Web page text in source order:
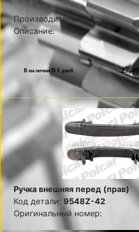
Производитель:
Описание:
В наличии D 1 дней 27,40
Ручка внешняя перед (прав)
Код детали: 9548Z-42
Оригинальный номер: